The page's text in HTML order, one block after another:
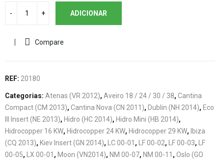
ADICIONAR
Compare
REF: 20180
Categorias: Atenas (VR 2012), Aveiro 18 / 24 / 30 / 38, Cantina
Compact (CM 2013), Cantina Nova (CN 2011), Dublin (NH 2014), Eco
III Insert (NE 2013), Hidro (HC 2014), Hidro Mini (HB 2014),
Hidrocopper 16 KW, Hidrocopper 24 KW, Hidrocopper 29 KW, Ibiza
(CQ 2013), Kiev Insert (GN 2014), LC 00-01 , LF 00-02, LF 00-03,
LF
00-05, LX 00-01 , Moon (VN2014), NM 00-07, NM 00-11 , Oslo (GO